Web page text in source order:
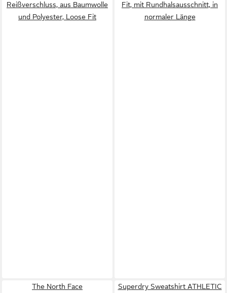
Reißverschluss, aus Baumwolle
und Polyester, Loose Fit
Fit, mit Rundhalsausschnitt, in
normaler Länge
The North Face
Superdry Sweatshirt ATHLETIC